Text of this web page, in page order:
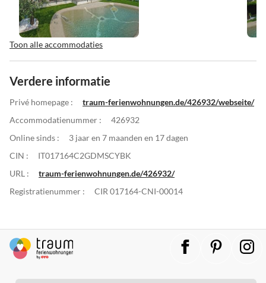
Toon alle accommodaties
Verdere informatie
Privé homepage :
traum-ferienwohnungen.de/426932/webseite/
Accommodatienummer :
426932
Online sinds :
3 jaar en 7 maanden en 17 dagen
CIN :
IT017164C2GDMSCYBK
URL :
traum-ferienwohnungen.de/426932/
Registratienummer :
CIR 017164-CNI-00014